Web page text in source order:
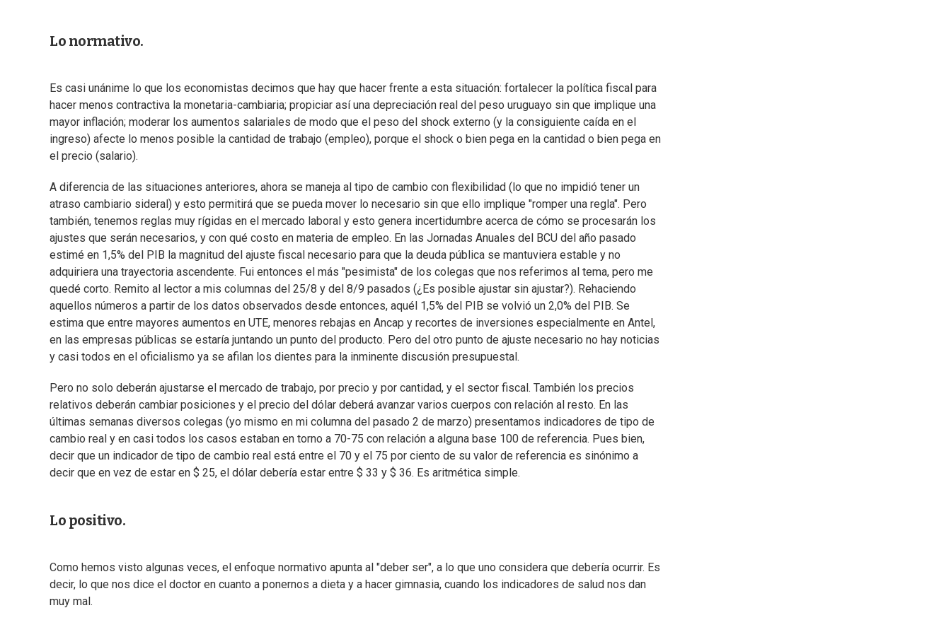
Lo normativo.
Es casi unánime lo que los economistas decimos que hay que hacer frente a esta situación: fortalecer la política fiscal para
hacer menos contractiva la monetaria-cambiaria; propiciar así una depreciación real del peso uruguayo sin que implique una
mayor inflación; moderar los aumentos salariales de modo que el peso del shock externo (y la consiguiente caída en el
ingreso) afecte lo menos posible la cantidad de trabajo (empleo), porque el shock o bien pega en la cantidad o bien pega en
el precio (salario).
A diferencia de las situaciones anteriores, ahora se maneja al tipo de cambio con flexibilidad (lo que no impidió tener un
atraso cambiario sideral) y esto permitirá que se pueda mover lo necesario sin que ello implique "romper una regla". Pero
también, tenemos reglas muy rígidas en el mercado laboral y esto genera incertidumbre acerca de cómo se procesarán los
ajustes que serán necesarios, y con qué costo en materia de empleo. En las Jornadas Anuales del BCU del año pasado
estimé en 1,5% del PIB la magnitud del ajuste fiscal necesario para que la deuda pública se mantuviera estable y no
adquiriera una trayectoria ascendente. Fui entonces el más "pesimista" de los colegas que nos referimos al tema, pero me
quedé corto. Remito al lector a mis columnas del 25/8 y del 8/9 pasados (¿Es posible ajustar sin ajustar?). Rehaciendo
aquellos números a partir de los datos observados desde entonces, aquél 1,5% del PIB se volvió un 2,0% del PIB. Se
estima que entre mayores aumentos en UTE, menores rebajas en Ancap y recortes de inversiones especialmente en Antel,
en las empresas públicas se estaría juntando un punto del producto. Pero del otro punto de ajuste necesario no hay noticias
y casi todos en el oficialismo ya se afilan los dientes para la inminente discusión presupuestal.
Pero no solo deberán ajustarse el mercado de trabajo, por precio y por cantidad, y el sector fiscal. También los precios
relativos deberán cambiar posiciones y el precio del dólar deberá avanzar varios cuerpos con relación al resto. En las
últimas semanas diversos colegas (yo mismo en mi columna del pasado 2 de marzo) presentamos indicadores de tipo de
cambio real y en casi todos los casos estaban en torno a 70-75 con relación a alguna base 100 de referencia. Pues bien,
decir que un indicador de tipo de cambio real está entre el 70 y el 75 por ciento de su valor de referencia es sinónimo a
decir que en vez de estar en $ 25, el dólar debería estar entre $ 33 y $ 36. Es aritmética simple.
Lo positivo.
Como hemos visto algunas veces, el enfoque normativo apunta al "deber ser", a lo que uno considera que debería ocurrir. Es
decir, lo que nos dice el doctor en cuanto a ponernos a dieta y a hacer gimnasia, cuando los indicadores de salud nos dan
muy mal.